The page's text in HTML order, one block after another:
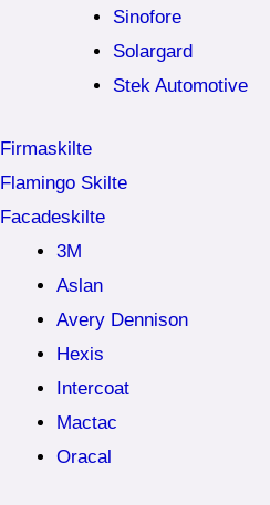
Sinofore
Solargard
Stek Automotive
Firmaskilte
Flamingo Skilte
Facadeskilte
3M
Aslan
Avery Dennison
Hexis
Intercoat
Mactac
Oracal